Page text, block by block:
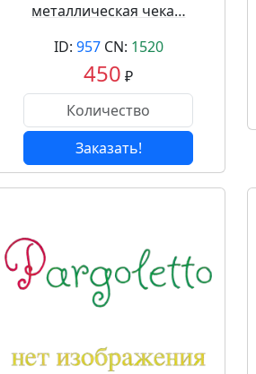
металлическая чека…
ID: 957CN: 1520
450 ₽
Заказать!